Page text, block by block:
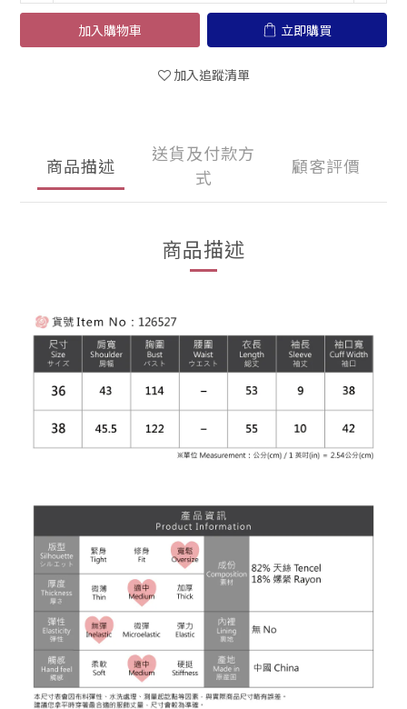
加入購物車 立即購買
加入追蹤清單
商品描述
送貨及付款方
式
顧客評價
商品描述